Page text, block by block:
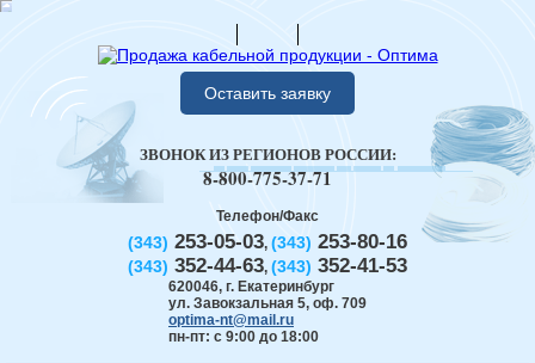
Оставить заявку
Телефон/Факс
(343) 253-05-03, (343) 253-80-16
(343) 352-44-63, (343) 352-41-53
620046, г. Екатеринбург
ул. Завокзальная 5, оф. 709
optima-nt@mail.ru
пн-пт: с 9:00 до 18:00
ЗВОНОК ИЗ РЕГИОНОВ РОССИИ:
8-800-775-37-71